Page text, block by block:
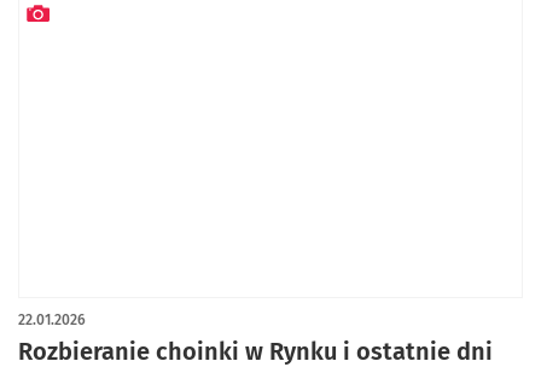
Rozbieranie choinki w Rynku i ostatnie dni
22.01.2026
artykuł z galerią zdjęć